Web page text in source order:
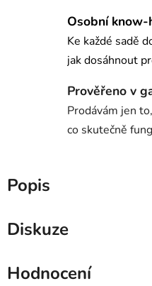
Osobní
Ke každé sadě
jak dosáhnout
Prověřeno v
Prodávám jen
co skutečně
Popis
Diskuze
Hodnocení